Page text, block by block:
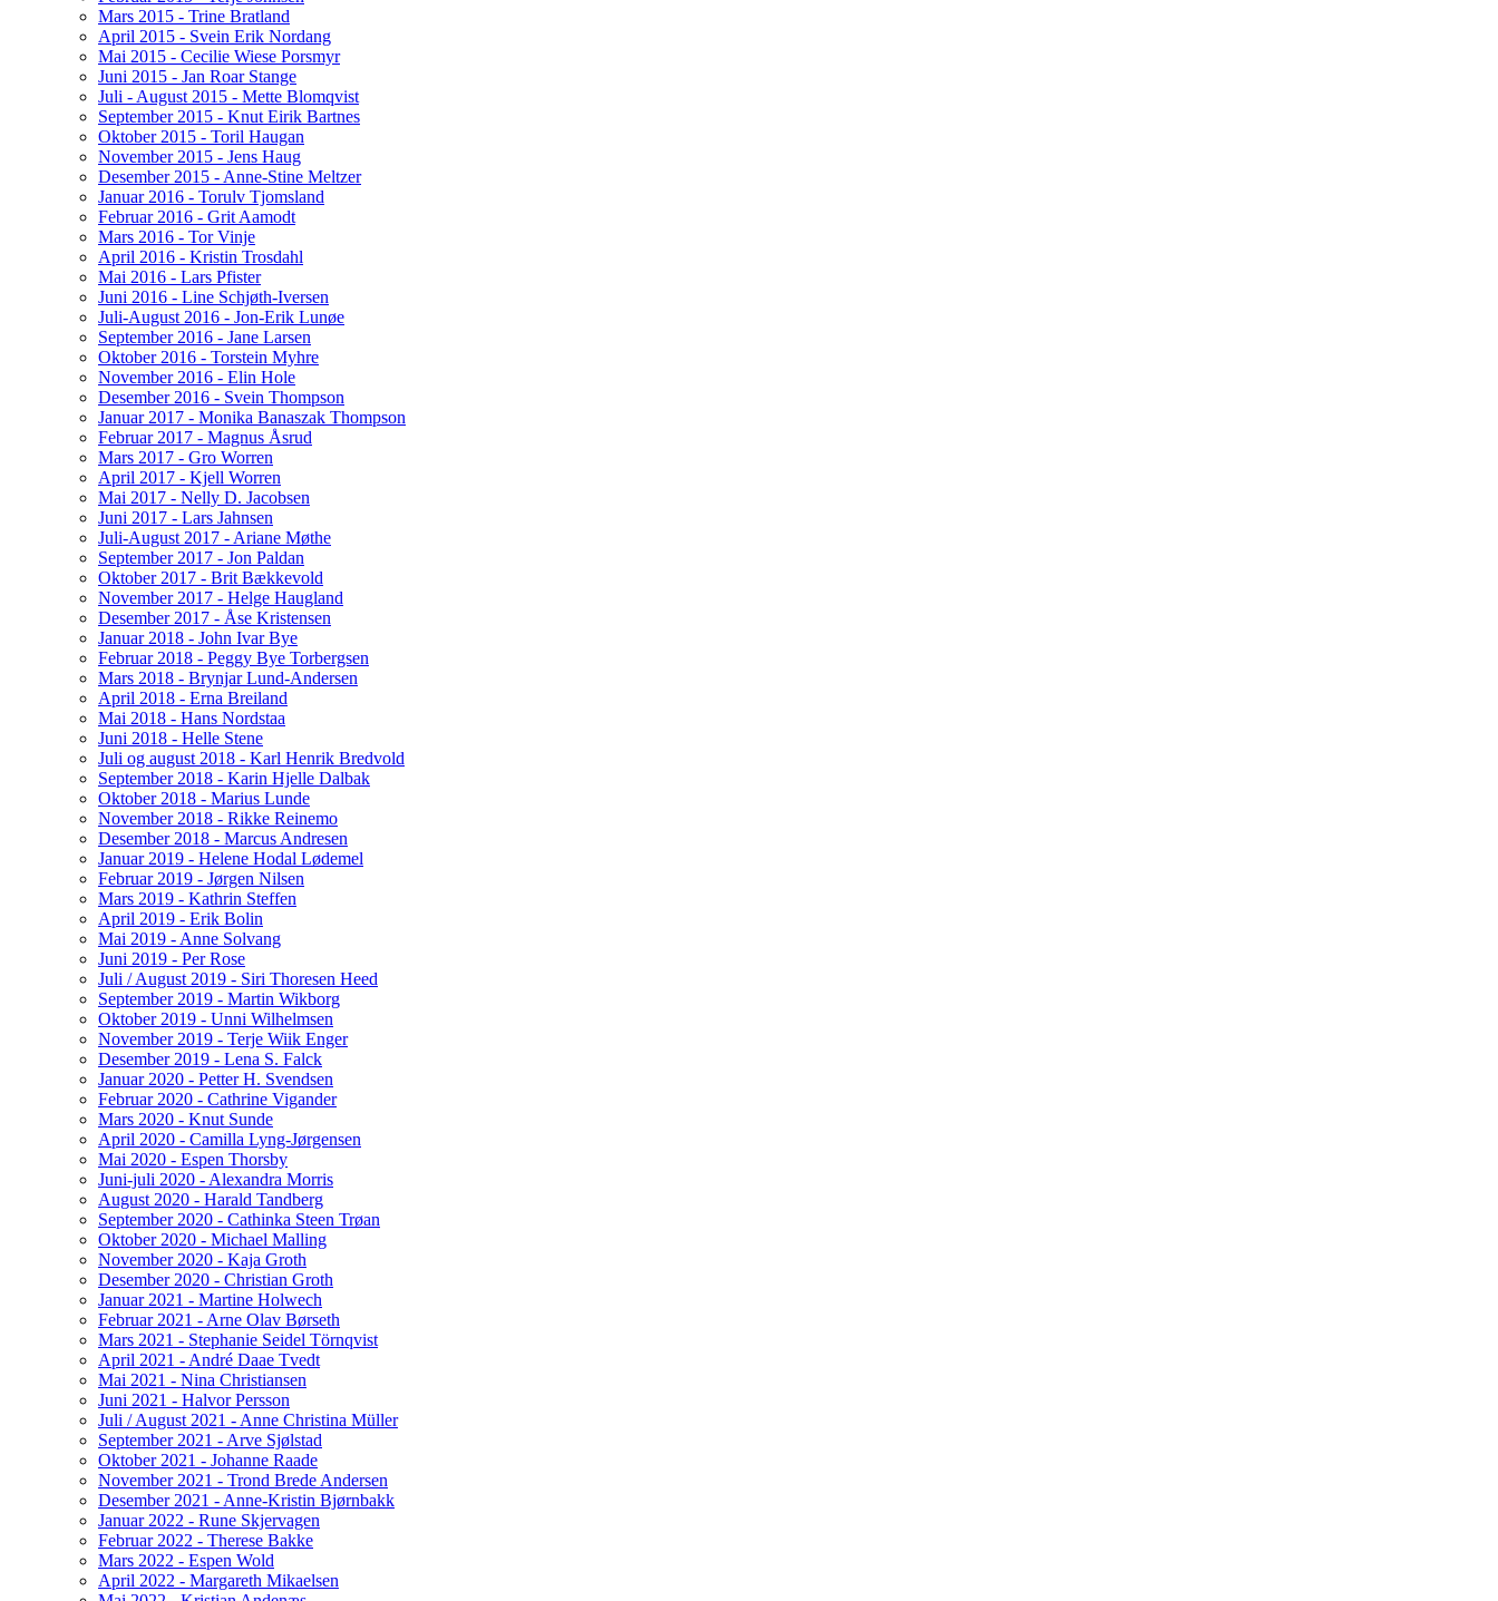
Mars 2015 - Trine Bratland
April 2015 - Svein Erik Nordang
Mai 2015 - Cecilie Wiese Porsmyr
Juni 2015 - Jan Roar Stange
Juli - August 2015 - Mette Blomqvist
September 2015 - Knut Eirik Bartnes
Oktober 2015 - Toril Haugan
November 2015 - Jens Haug
Desember 2015 - Anne-Stine Meltzer
Januar 2016 - Torulv Tjomsland
Februar 2016 - Grit Aamodt
Mars 2016 - Tor Vinje
April 2016 - Kristin Trosdahl
Mai 2016 - Lars Pfister
Juni 2016 - Line Schjøth-Iversen
Juli-August 2016 - Jon-Erik Lunøe
September 2016 - Jane Larsen
Oktober 2016 - Torstein Myhre
November 2016 - Elin Hole
Desember 2016 - Svein Thompson
Januar 2017 - Monika Banaszak Thompson
Februar 2017 - Magnus Åsrud
Mars 2017 - Gro Worren
April 2017 - Kjell Worren
Mai 2017 - Nelly D. Jacobsen
Juni 2017 - Lars Jahnsen
Juli-August 2017 - Ariane Møthe
September 2017 - Jon Paldan
Oktober 2017 - Brit Bækkevold
November 2017 - Helge Haugland
Desember 2017 - Åse Kristensen
Januar 2018 - John Ivar Bye
Februar 2018 - Peggy Bye Torbergsen
Mars 2018 - Brynjar Lund-Andersen
April 2018 - Erna Breiland
Mai 2018 - Hans Nordstaa
Juni 2018 - Helle Stene
Juli og august 2018 - Karl Henrik Bredvold
September 2018 - Karin Hjelle Dalbak
Oktober 2018 - Marius Lunde
November 2018 - Rikke Reinemo
Desember 2018 - Marcus Andresen
Januar 2019 - Helene Hodal Lødemel
Februar 2019 - Jørgen Nilsen
Mars 2019 - Kathrin Steffen
April 2019 - Erik Bolin
Mai 2019 - Anne Solvang
Juni 2019 - Per Rose
Juli / August 2019 - Siri Thoresen Heed
September 2019 - Martin Wikborg
Oktober 2019 - Unni Wilhelmsen
November 2019 - Terje Wiik Enger
Desember 2019 - Lena S. Falck
Januar 2020 - Petter H. Svendsen
Februar 2020 - Cathrine Vigander
Mars 2020 - Knut Sunde
April 2020 - Camilla Lyng-Jørgensen
Mai 2020 - Espen Thorsby
Juni-juli 2020 - Alexandra Morris
August 2020 - Harald Tandberg
September 2020 - Cathinka Steen Trøan
Oktober 2020 - Michael Malling
November 2020 - Kaja Groth
Desember 2020 - Christian Groth
Januar 2021 - Martine Holwech
Februar 2021 - Arne Olav Børseth
Mars 2021 - Stephanie Seidel Törnqvist
April 2021 - André Daae Tvedt
Mai 2021 - Nina Christiansen
Juni 2021 - Halvor Persson
Juli / August 2021 - Anne Christina Müller
September 2021 - Arve Sjølstad
Oktober 2021 - Johanne Raade
November 2021 - Trond Brede Andersen
Desember 2021 - Anne-Kristin Bjørnbakk
Januar 2022 - Rune Skjervagen
Februar 2022 - Therese Bakke
Mars 2022 - Espen Wold
April 2022 - Margareth Mikaelsen